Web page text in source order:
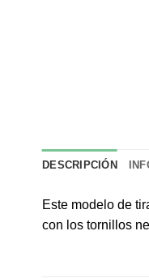
DESCRIPCIÓN
Este modelo de
con los tornillos